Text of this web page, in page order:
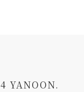
YANOON.